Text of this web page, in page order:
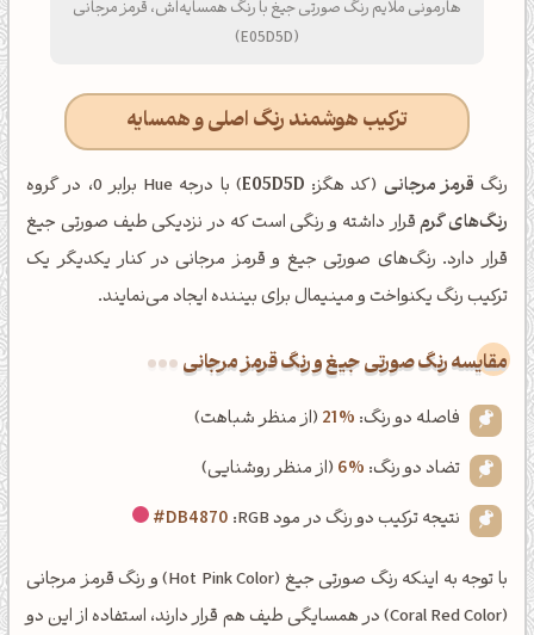
هارمونی ملایم رنگ صورتی جیغ با رنگ همسایه‌اش، قرمز مرجانی
(E05D5D)
ترکیب هوشمند رنگ اصلی و همسایه
رنگ قرمز مرجانی (کد هگز: E05D5D) با درجه Hue برابر 0، در گروه
رنگ‌های گرمقرار داشته و رنگی است که در نزدیکی طیف صورتی جیغ
قرار دارد. رنگ‌های صورتی جیغ و قرمز مرجانی در کنار یکدیگر یک
ترکیب رنگ یکنواخت و مینیمال برای بیننده ایجاد می‌نمایند.
‌مقایسه رنگ صورتی جیغ و رنگ قرمز مرجانی
فاصله دو رنگ: 21% (از منظر شباهت)
تضاد دو رنگ: 6% (از منظر روشنایی)
نتیجه ترکیب دو رنگ در مود RGB:
#DB4870
با توجه به اینکه رنگ صورتی جیغ (Hot Pink Color) و رنگ قرمز مرجانی
(Coral Red Color) در همسایگی طیف هم قرار دارند، استفاده از این دو